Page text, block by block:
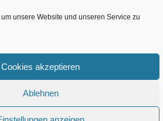
unsere Website und unseren Service zu
Cookies akzeptieren
Ablehnen
VWThemes
Scroll
Up